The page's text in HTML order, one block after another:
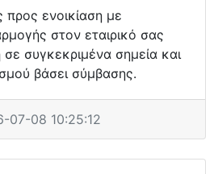
προς ενοικίαση με
στον εταιρικό σας
συγκεκριμένα σημεία και
βάσει σύμβασης.
07-08 10:25:12